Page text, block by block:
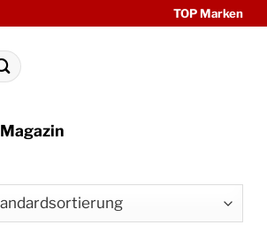
TOP Marken
Magazin